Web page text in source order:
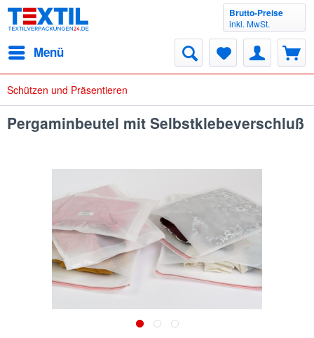
Menü
Brutto-Preise
inkl. MwSt.
Schützen und Präsentieren
Pergaminbeutel mit Selbstklebeverschluß